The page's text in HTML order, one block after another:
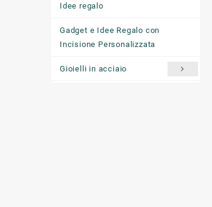
Idee regalo
Gadget e Idee Regalo con
Incisione Personalizzata
Gioielli in acciaio